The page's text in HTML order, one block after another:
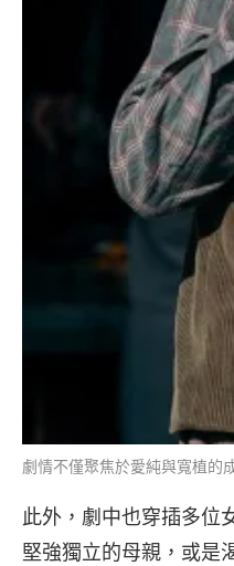
劇情不僅聚焦於愛純與寬植的
此外，劇中也穿插多位
堅強獨立的母親，或是